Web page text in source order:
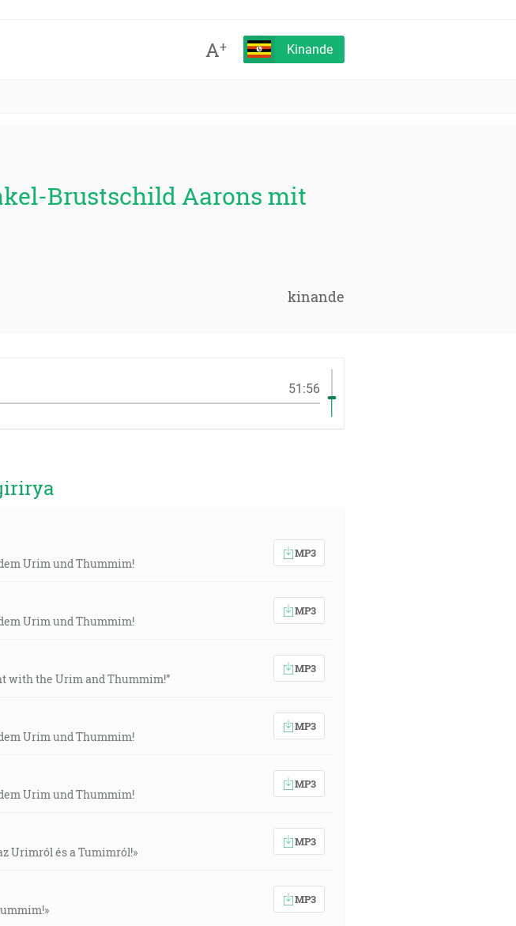
A+ Kinande
Brustschild Aarons mit
kinande
51:56
Urim und Thummim!
MP3
Urim und Thummim!
MP3
with the Urim and Thummim!”
MP3
Urim und Thummim!
MP3
Urim und Thummim!
MP3
Urimról és a Tumimról!»
MP3
MP3